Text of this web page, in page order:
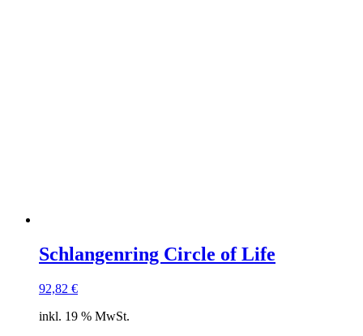
Schlangenring Circle of Life
92,82 €
inkl. 19 % MwSt.